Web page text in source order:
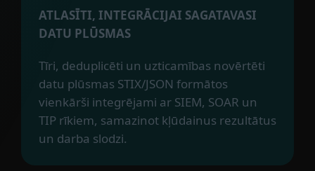
ATLASĪTI, INTEGRĀCIJAI SAGATAVASI
DATU PLŪSMAS
Tīri, deduplicēti un uzticamības novērtēti
datu plūsmas STIX/JSON formātos
vienkārši integrējami ar SIEM, SOAR un
TIP rīkiem, samazinot kļūdainus rezultātus
un darba slodzi.